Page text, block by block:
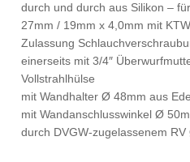
durch und durch aus Silikon –
27mm / 19mm x 4,0mm mit
Zulassung
einerseits mit 3/4″
Vollstrahlhülse
mit Wandhalter Ø 48mm aus
mit Wandanschlusswinkel Ø
durch DVGW-zugelassenem